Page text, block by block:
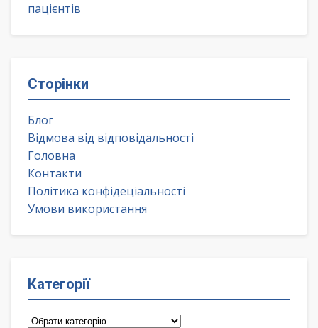
пацієнтів
Сторінки
Блог
Відмова від відповідальності
Головна
Контакти
Політика конфідеціальності
Умови використання
Категорії
Категорії